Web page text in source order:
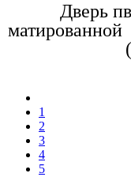
Дверь
матированной
1
2
3
4
5